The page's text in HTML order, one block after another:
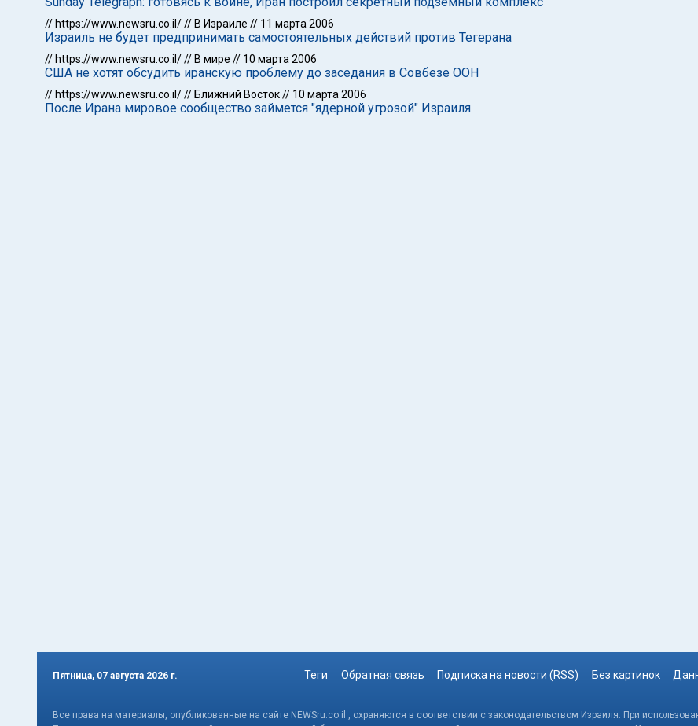
// https://www.newsru.co.il/// В Израиле // 11 марта 2006
Израиль не будет предпринимать самостоятельных действий против Тегерана
// https://www.newsru.co.il/// В мире // 10 марта 2006
США не хотят обсудить иранскую проблему до заседания в Совбезе ООН
// https://www.newsru.co.il/// Ближний Восток// 10 марта 2006
После Ирана мировое сообщество займется "ядерной угрозой" Израиля
Пятница, 07 августа 2026 г. Теги Обратная связь Подписка на новости (RSS) Без картинок
Все права на материалы, опубликованные на сайте NEWSru.co.il , охраняются в соответствии с законодательством Израиля. При